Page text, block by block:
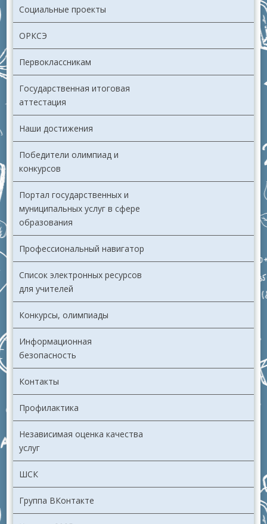
Социальные проекты
ОРКСЭ
Первоклассникам
Государственная итоговая
аттестация
Наши достижения
Победители олимпиад и
конкурсов
Портал государственных и
муниципальных услуг в сфере
образования
Профессиональный навигатор
Список электронных ресурсов
для учителей
Конкурсы, олимпиады
Информационная
безопасность
Контакты
Профилактика
Независимая оценка качества
услуг
ШСК
Группа ВКонтакте